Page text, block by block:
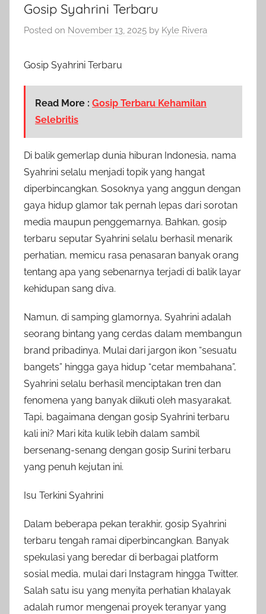
Gosip Syahrini Terbaru
Posted on November 13, 2025 by Kyle Rivera
Gosip Syahrini Terbaru
Read More : Gosip Terbaru Kehamilan
Selebritis
Di balik gemerlap dunia hiburan Indonesia, nama
Syahrini selalu menjadi topik yang hangat
diperbincangkan. Sosoknya yang anggun dengan
gaya hidup glamor tak pernah lepas dari sorotan
media maupun penggemarnya. Bahkan, gosip
terbaru seputar Syahrini selalu berhasil menarik
perhatian, memicu rasa penasaran banyak orang
tentang apa yang sebenarnya terjadi di balik layar
kehidupan sang diva.
Namun, di samping glamornya, Syahrini adalah
seorang bintang yang cerdas dalam membangun
brand pribadinya. Mulai dari jargon ikon “sesuatu
bangets” hingga gaya hidup “cetar membahana”,
Syahrini selalu berhasil menciptakan tren dan
fenomena yang banyak diikuti oleh masyarakat.
Tapi, bagaimana dengan gosip Syahrini terbaru
kali ini? Mari kita kulik lebih dalam sambil
bersenang-senang dengan gosip Surini terbaru
yang penuh kejutan ini.
Isu Terkini Syahrini
Dalam beberapa pekan terakhir, gosip Syahrini
terbaru tengah ramai diperbincangkan. Banyak
spekulasi yang beredar di berbagai platform
sosial media, mulai dari Instagram hingga Twitter.
Salah satu isu yang menyita perhatian khalayak
adalah rumor mengenai proyek teranyar yang